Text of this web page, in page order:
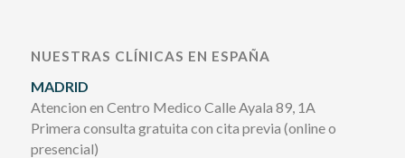
NUESTRAS CLÍNICAS EN ESPAÑA
MADRID
Atencion en Centro Medico Calle Ayala 89, 1A
Primera consulta gratuita con cita previa (online o
presencial)